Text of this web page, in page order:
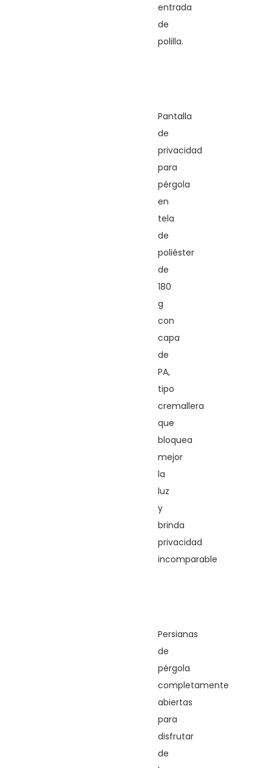
entrada
de
polilla.
Pantalla
de
privacidad
para
pérgola
en
tela
de
poliéster
de
180
g
con
capa
de
PA,
tipo
cremallera
que
bloquea
mejor
la
luz
y
brinda
privacidad
incomparable
Persianas
de
pérgola
completamente
abiertas
para
disfrutar
de